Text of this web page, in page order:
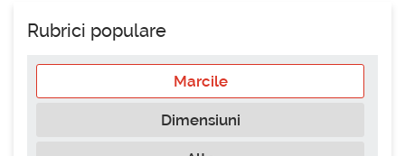
Rubrici populare
Marcile
Dimensiuni